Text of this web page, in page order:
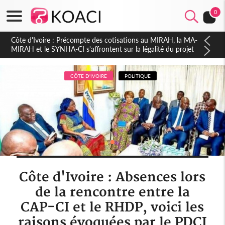
0
Côte d'Ivoire : Indépendance 2026, Thiam plaide pour un
environnement démocratique plus apaisé
CÔTE D'IVOIRE POLITIQUE
Côte d'Ivoire : Absences lors
de la rencontre entre la
CAP-CI et le RHDP, voici les